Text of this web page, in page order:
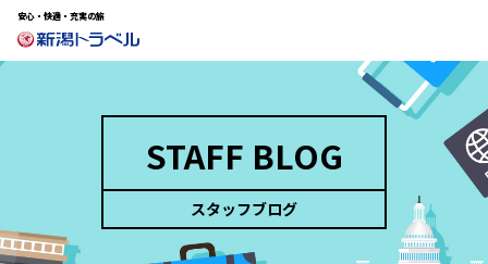
安心・快適・充実の旅
STAFF BLOG
スタッフブログ